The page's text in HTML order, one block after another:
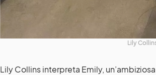
Lily
Lily Collins interpreta Emily,